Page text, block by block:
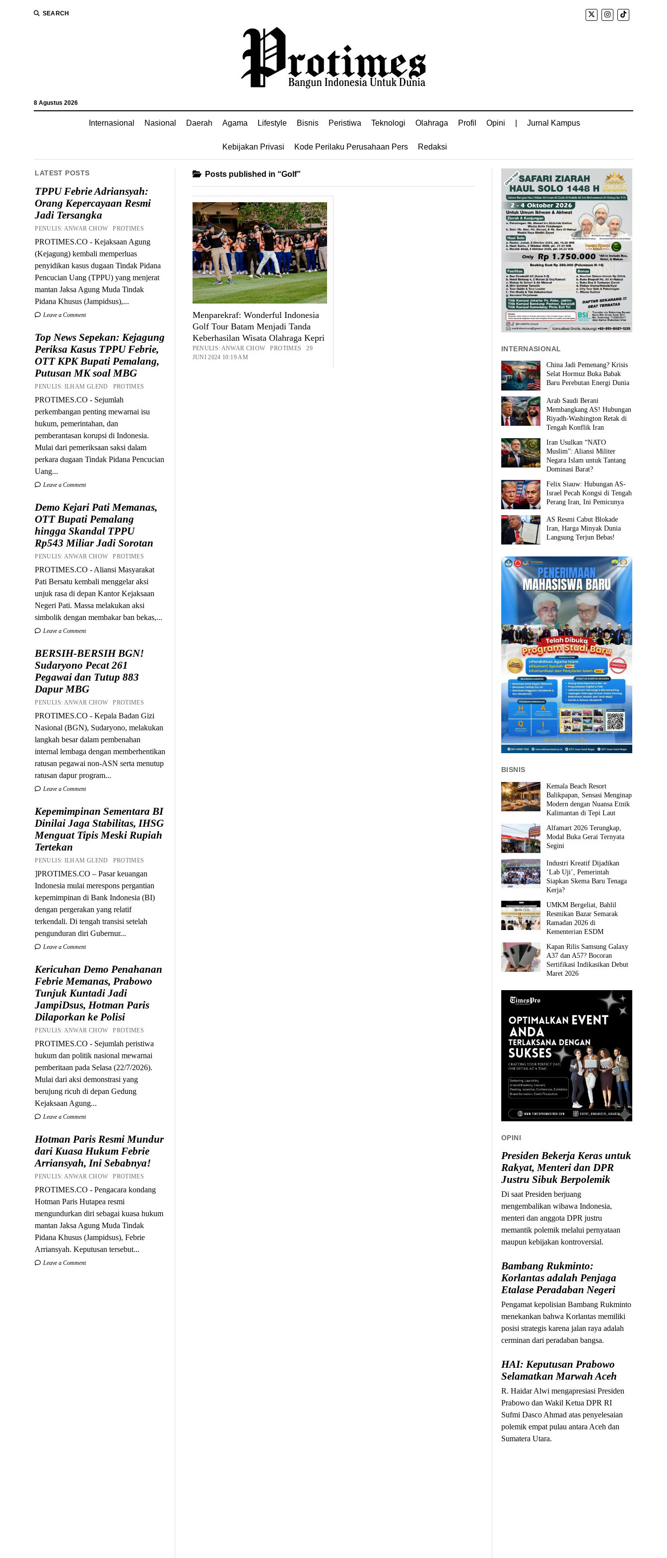
SEARCH
8 Agustus 2026
Internasional Nasional Daerah Agama Lifestyle Bisnis Peristiwa Teknologi Olahraga Profil Opini Jurnal Kampus
Kebijakan Privasi Kode Perilaku Perusahaan Pers Redaksi
LATEST POSTS
TPPU Febrie Adriansyah:
Orang Kepercayaan Resmi
Jadi Tersangka
PENULIS: ANWAR CHOW PROTIMES
PROTIMES.CO - Kejaksaan Agung
(Kejagung) kembali memperluas
penyidikan kasus dugaan Tindak Pidana
Pencucian Uang (TPPU) yang menjerat
mantan Jaksa Agung Muda Tindak
Pidana Khusus (Jampidsus),...
Leave a Comment
Top News Sepekan: Kejagung
Periksa Kasus TPPU Febrie,
OTT KPK Bupati Pemalang,
Putusan MK soal MBG
PENULIS: ILHAM GLEND PROTIMES
PROTIMES.CO - Sejumlah
perkembangan penting mewarnai isu
hukum, pemerintahan, dan
pemberantasan korupsi di Indonesia.
Mulai dari pemeriksaan saksi dalam
perkara dugaan Tindak Pidana Pencucian
Uang...
Leave a Comment
Demo Kejari Pati Memanas,
OTT Bupati Pemalang
hingga Skandal TPPU
Rp543 Miliar Jadi Sorotan
PENULIS: ANWAR CHOW PROTIMES
PROTIMES.CO - Aliansi Masyarakat
Pati Bersatu kembali menggelar aksi
unjuk rasa di depan Kantor Kejaksaan
Negeri Pati. Massa melakukan aksi
simbolik dengan membakar ban bekas,...
Leave a Comment
BERSIH-BERSIH BGN!
Sudaryono Pecat 261
Pegawai dan Tutup 883
Dapur MBG
PENULIS: ANWAR CHOW PROTIMES
PROTIMES.CO - Kepala Badan Gizi
Nasional (BGN), Sudaryono, melakukan
langkah besar dalam pembenahan
internal lembaga dengan memberhentikan
ratusan pegawai non-ASN serta menutup
ratusan dapur program...
Leave a Comment
Kepemimpinan Sementara BI
Dinilai Jaga Stabilitas, IHSG
Menguat Tipis Meski Rupiah
Tertekan
PENULIS: ILHAM GLEND PROTIMES
]PROTIMES.CO – Pasar keuangan
Indonesia mulai merespons pergantian
kepemimpinan di Bank Indonesia (BI)
dengan pergerakan yang relatif
terkendali. Di tengah transisi setelah
pengunduran diri Gubernur...
Leave a Comment
Kericuhan Demo Penahanan
Febrie Memanas, Prabowo
Tunjuk Kuntadi Jadi
JampiDsus, Hotman Paris
Dilaporkan ke Polisi
PENULIS: ANWAR CHOW PROTIMES
PROTIMES.CO - Sejumlah peristiwa
hukum dan politik nasional mewarnai
pemberitaan pada Selasa (22/7/2026).
Mulai dari aksi demonstrasi yang
berujung ricuh di depan Gedung
Kejaksaan Agung...
Leave a Comment
Hotman Paris Resmi Mundur
dari Kuasa Hukum Febrie
Arriansyah, Ini Sebabnya!
PENULIS: ANWAR CHOW PROTIMES
PROTIMES.CO - Pengacara kondang
Hotman Paris Hutapea resmi
mengundurkan diri sebagai kuasa hukum
mantan Jaksa Agung Muda Tindak
Pidana Khusus (Jampidsus), Febrie
Arriansyah. Keputusan tersebut...
Leave a Comment
Posts published in “Golf”
Menparekraf: Wonderful Indonesia
Golf Tour Batam Menjadi Tanda
Keberhasilan Wisata Olahraga Kepri
PENULIS: ANWAR CHOW PROTIMES 29
JUNI 2024 10:19 AM
INTERNASIONAL
China Jadi Pemenang? Krisis
Selat Hormuz Buka Babak
Baru Perebutan Energi Dunia
Arab Saudi Berani
Membangkang AS! Hubungan
Riyadh-Washington Retak di
Tengah Konflik Iran
Iran Usulkan “NATO
Muslim”: Aliansi Militer
Negara Islam untuk Tantang
Dominasi Barat?
Felix Siauw: Hubungan AS-
Israel Pecah Kongsi di Tengah
Perang Iran, Ini Pemicunya
AS Resmi Cabut Blokade
Iran, Harga Minyak Dunia
Langsung Terjun Bebas!
BISNIS
Kemala Beach Resort
Balikpapan, Sensasi Menginap
Modern dengan Nuansa Etnik
Kalimantan di Tepi Laut
Alfamart 2026 Terungkap,
Modal Buka Gerai Ternyata
Segini
Industri Kreatif Dijadikan
‘Lab Uji’, Pemerintah
Siapkan Skema Baru Tenaga
Kerja?
UMKM Bergeliat, Bahlil
Resmikan Bazar Semarak
Ramadan 2026 di
Kementerian ESDM
Kapan Rilis Samsung Galaxy
A37 dan A57? Bocoran
Sertifikasi Indikasikan Debut
Maret 2026
OPINI
Presiden Bekerja Keras untuk
Rakyat, Menteri dan DPR
Justru Sibuk Berpolemik
Di saat Presiden berjuang
mengembalikan wibawa Indonesia,
menteri dan anggota DPR justru
memantik polemik melalui pernyataan
maupun kebijakan kontroversial.
Bambang Rukminto:
Korlantas adalah Penjaga
Etalase Peradaban Negeri
Pengamat kepolisian Bambang Rukminto
menekankan bahwa Korlantas memiliki
posisi strategis karena jalan raya adalah
cerminan dari peradaban bangsa.
HAI: Keputusan Prabowo
Selamatkan Marwah Aceh
R. Haidar Alwi mengapresiasi Presiden
Prabowo dan Wakil Ketua DPR RI
Sufmi Dasco Ahmad atas penyelesaian
polemik empat pulau antara Aceh dan
Sumatera Utara.